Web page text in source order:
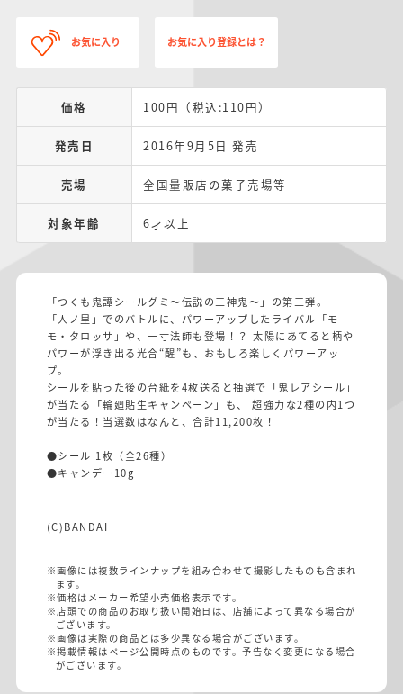
お気に入り お気に入り登録とは？
価格 100円（税込:110円）
発売日 2016年9月5日 発売
売場 全国量販店の菓子売場等
対象年齢 6才以上
「つくも鬼譚シールグミ～伝説の三神鬼～」の第三弾。
「人ノ里」でのバトルに、パワーアップしたライバル「モ
モ・タロッサ」や、一寸法師も登場！？ 太陽にあてると柄や
パワーが浮き出る光合“醒”も、おもしろ楽しくパワーアッ
プ。
シールを貼った後の台紙を4枚送ると抽選で「鬼レアシール」
が当たる「輪廻貼生キャンペーン」も、 超強力な2種の内1つ
が当たる！当選数はなんと、合計11,200枚！
●シール 1枚（全26種）
●キャンデー10g
(C)BANDAI
※画像には複数ラインナップを組み合わせて撮影したものも含まれ
ます。
※価格はメーカー希望小売価格表示です。
※店頭での商品のお取り扱い開始日は、店舗によって異なる場合が
ございます。
※画像は実際の商品とは多少異なる場合がございます。
※掲載情報はページ公開時点のものです。予告なく変更になる場合
がございます。